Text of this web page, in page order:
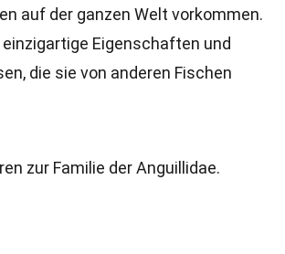
auf der ganzen Welt vorkommen.
einzigartige Eigenschaften und
die sie von anderen Fischen
zur Familie der Anguillidae.